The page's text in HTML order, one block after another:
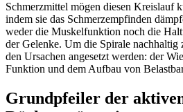
Schmerzmittel mögen diesen Kreislauf
indem sie das Schmerzempfinden
weder die Muskelfunktion noch die
der Gelenke. Um die Spirale nachhaltig
den Ursachen angesetzt werden: der
Funktion und dem Aufbau von
Grundpfeiler der